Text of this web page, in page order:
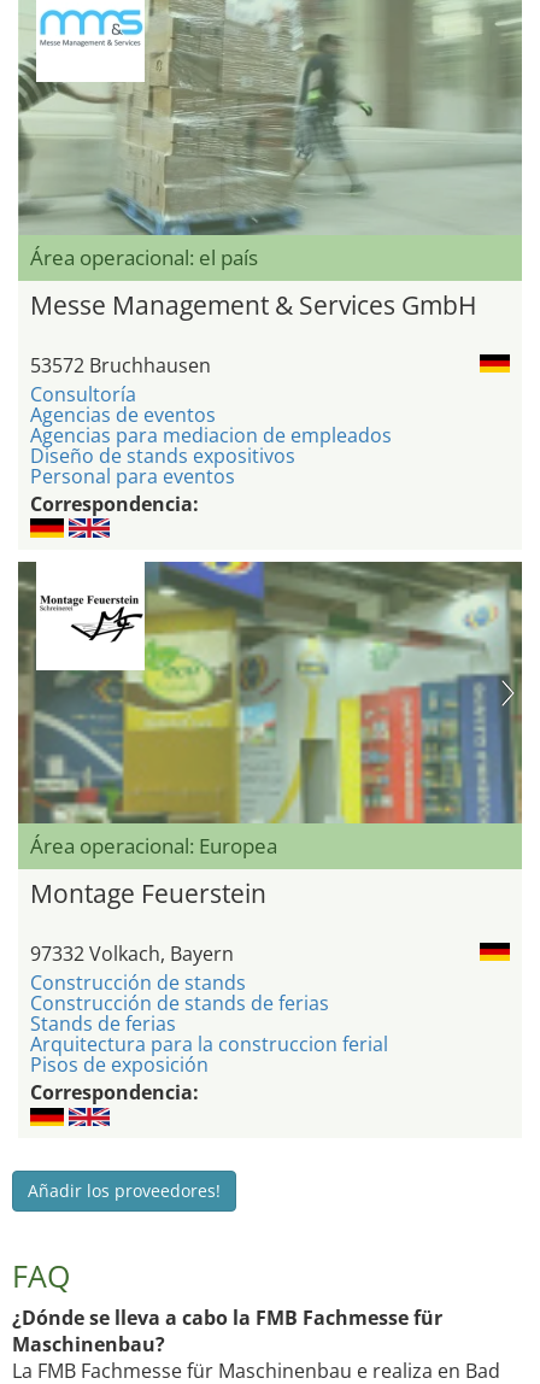
Área operacional: el país
Messe Management & Services GmbH
53572 Bruchhausen
Consultoría
Agencias de eventos
Agencias para mediacion de empleados
Diseño de stands expositivos
Personal para eventos
Correspondencia:
Área operacional: Europea
Montage Feuerstein
97332 Volkach, Bayern
Construcción de stands
Construcción de stands de ferias
Stands de ferias
Arquitectura para la construccion ferial
Pisos de exposición
Correspondencia:
Añadir los proveedores!
FAQ
¿Dónde se lleva a cabo la FMB Fachmesse für
Maschinenbau?
La FMB Fachmesse für Maschinenbau e realiza en Bad